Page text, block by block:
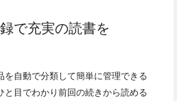
で充実の読書を
を自動で分類して簡単に管理できる
と目でわかり前回の続きから読める